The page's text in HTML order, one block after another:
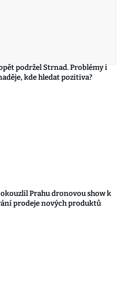
podržel Strnad. Problémy i
kde hledat pozitiva?
Prahu dronovou show k
prodeje nových produktů